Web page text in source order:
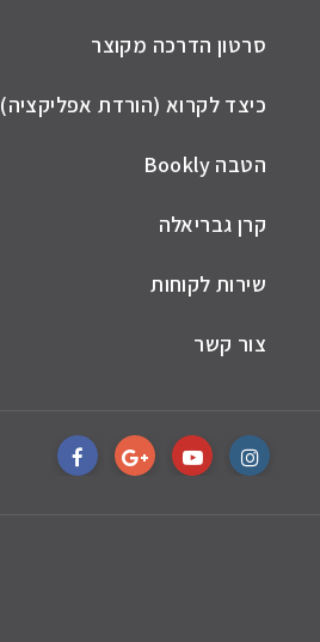
סרטון הדרכה מקוצר
כיצד לקרוא (הורדת אפליקציה)
הטבה Bookly
קרן גבריאלה
שירות לקוחות
צור קשר